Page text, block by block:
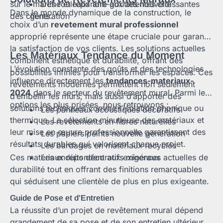
Des rouleaux anti-gouttes nouvelle
génération
sur le marché et répondre aux attentes croissantes
des clients.
Dans le monde dynamique de la construction, le
choix d’un revetement mural professionnel
approprié représente une étape cruciale pour garantir
la satisfaction de vos clients. Les solutions actuelles
combinent esthétique et durabilité, offrant des
possibilités infinies pour transformer les espaces. Ces
revêtements modernes permettent non seulement
d’embellir les murs, mais aussi d’apporter des
solutions techniques comme l’isolation phonique ou
thermique. La sélection minutieuse des matériaux et
leur mise en œuvre professionnelle garantissent des
résultats durables qui valorisent chaque projet.
Les Matériaux Tendance du Moment
L’évolution constante des goûts et des technologies
influence directement lestendances-materiaux-
2024dans le secteur du revêtement mural. Parmi les
options les plus prisées, nous retrouvons :
Les panneaux acoustiques décoratifs
Les revêtements en fibres naturelles
Les papiers peints nouvelle génération
Les bardages en matériaux recyclés
Les enduits décoratifs minéraux
Ces matériaux répondent aux exigences actuelles de
durabilité tout en offrant des finitions remarquables
qui séduisent une clientèle de plus en plus exigeante.
Guide de Pose et d’Entretien
La réussite d’un projet de revêtement mural dépend